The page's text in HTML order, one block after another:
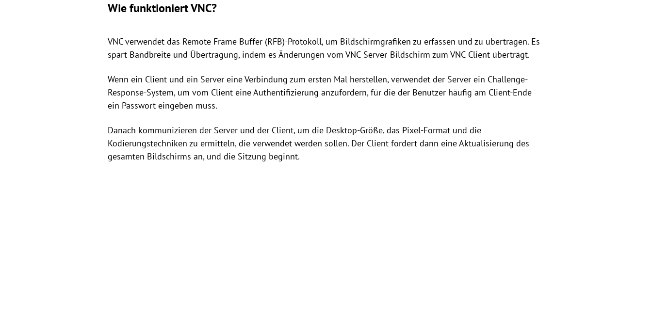
Wie funktioniert VNC?
VNC verwendet das Remote Frame Buffer (RFB)-Protokoll, um Bildschirmgrafiken zu erfassen und zu übertragen. Es
spart Bandbreite und Übertragung, indem es Änderungen vom VNC-Server-Bildschirm zum VNC-Client überträgt.
Wenn ein Client und ein Server eine Verbindung zum ersten Mal herstellen, verwendet der Server ein Challenge-
Response-System, um vom Client eine Authentifizierung anzufordern, für die der Benutzer häufig am Client-Ende
ein Passwort eingeben muss.
Danach kommunizieren der Server und der Client, um die Desktop-Größe, das Pixel-Format und die
Kodierungstechniken zu ermitteln, die verwendet werden sollen. Der Client fordert dann eine Aktualisierung des
gesamten Bildschirms an, und die Sitzung beginnt.